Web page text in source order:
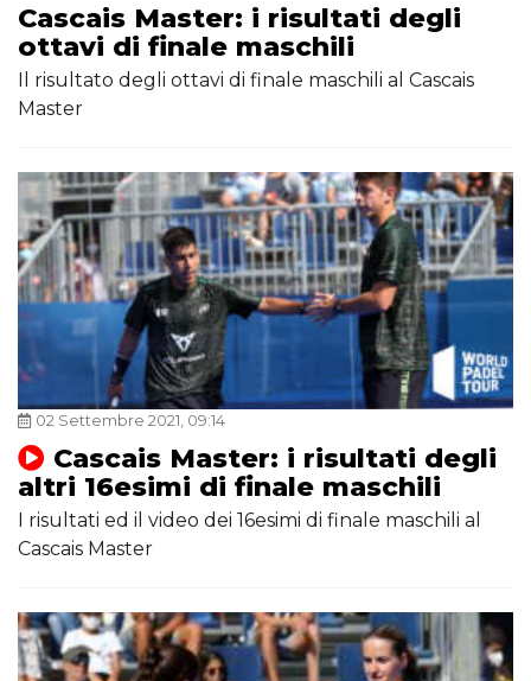
Cascais Master: i risultati degli
ottavi di finale maschili
Il risultato degli ottavi di finale maschili al Cascais
Master
02 Settembre 2021, 09:14
Cascais Master: i risultati degli
altri 16esimi di finale maschili
I risultati ed il video dei 16esimi di finale maschili al
Cascais Master